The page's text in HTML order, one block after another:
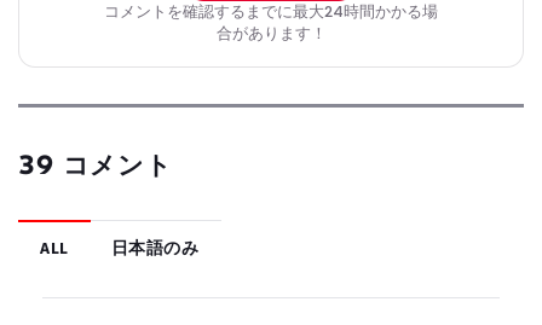
コメントを確認するまでに最大24時間かかる場
合があります！
39 コメント
ALL 日本語のみ